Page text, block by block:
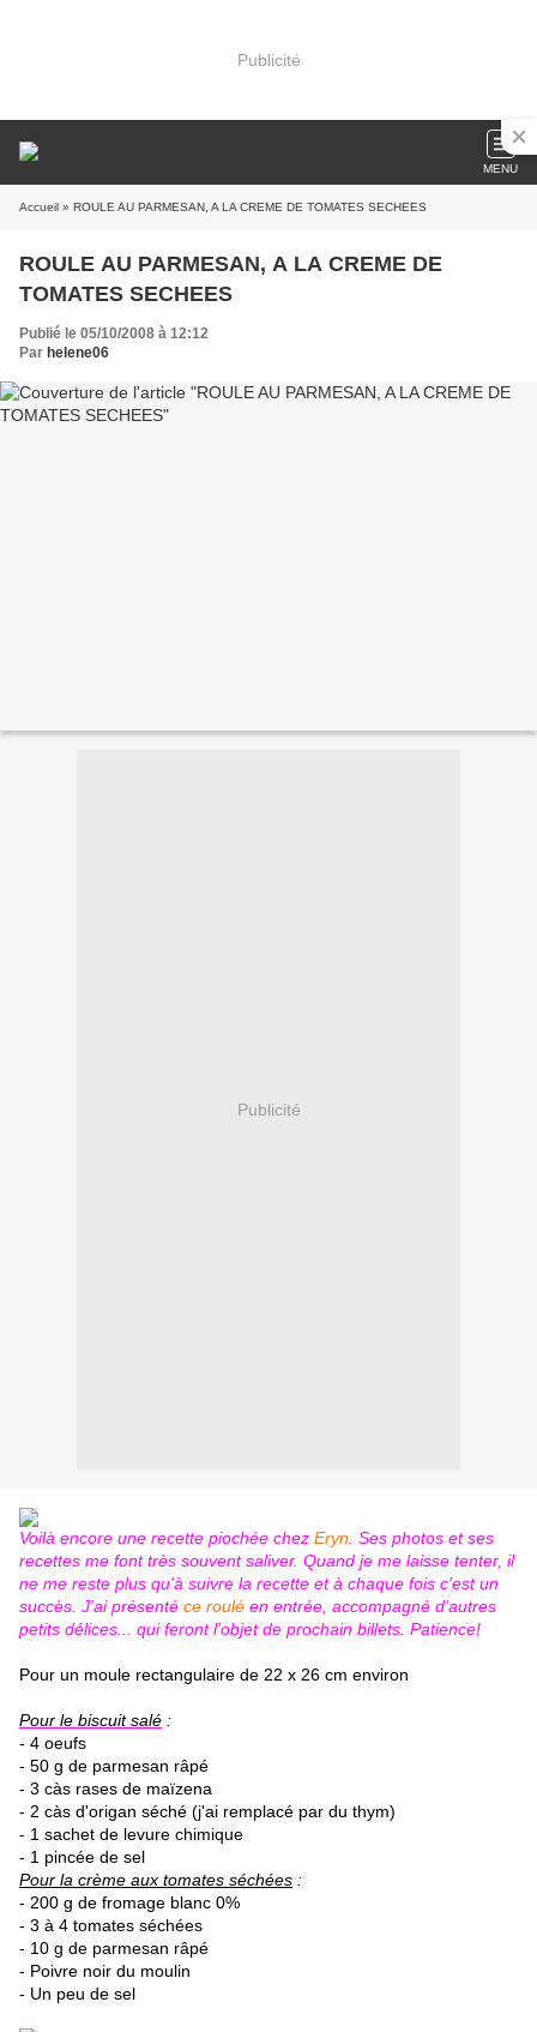
Publicité
MENU
Accueil » ROULE AU PARMESAN, A LA CREME DE TOMATES SECHEES
ROULE AU PARMESAN, A LA CREME DE
TOMATES SECHEES
Publié le 05/10/2008 à 12:12
Par helene06
Publicité
Voilà encore une recette piochée chez Eryn . Ses photos et ses
recettes me font très souvent saliver. Quand je me laisse tenter, il
ne me reste plus qu'à suivre la recette et à chaque fois c'est un
succès. J'ai présenté ce roulé en entrée, accompagné d'autres
petits délices... qui feront l'objet de prochain billets. Patience!
Pour un moule rectangulaire de 22 x 26 cm environ
Pour le biscuit salé :
- 4 oeufs
- 50 g de parmesan râpé
- 3 càs rases de maïzena
- 2 càs d'origan séché (j'ai remplacé par du thym)
- 1 sachet de levure chimique
- 1 pincée de sel
Pour la crème aux tomates séchées :
- 200 g de fromage blanc 0%
- 3 à 4 tomates séchées
- 10 g de parmesan râpé
- Poivre noir du moulin
- Un peu de sel